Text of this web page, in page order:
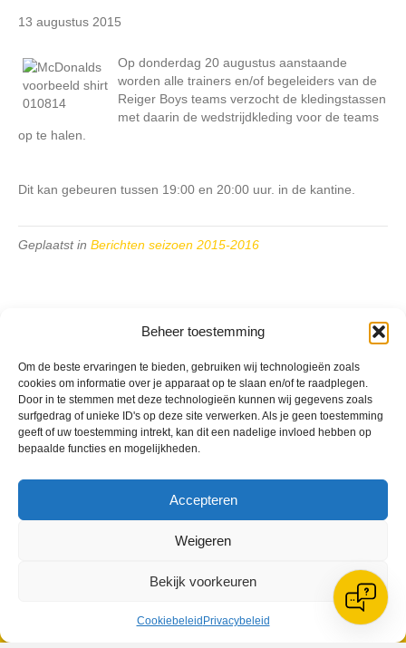
Beheer toestemming
Om de beste ervaringen te bieden, gebruiken wij technologieën zoals
cookies om informatie over je apparaat op te slaan en/of te raadplegen.
Door in te stemmen met deze technologieën kunnen wij gegevens zoals
surfgedrag of unieke ID's op deze site verwerken. Als je geen toestemming
geeft of uw toestemming intrekt, kan dit een nadelige invloed hebben op
bepaalde functies en mogelijkheden.
Accepteren
Weigeren
Bekijk voorkeuren
Cookiebeleid Privacybeleid
13 augustus 2015
Op donderdag 20 augustus aanstaande
worden alle trainers en/of begeleiders van de
Reiger Boys teams verzocht de kledingstassen
met daarin de wedstrijdkleding voor de teams
op te halen.
Dit kan gebeuren tussen 19:00 en 20:00 uur. in de kantine.
Geplaatst in Berichten seizoen 2015-2016
VV Reiger Boys
De Wending, Lotte Beesedijk 1
1705 NA Heerhugowaard
Google maps route
Reglementen